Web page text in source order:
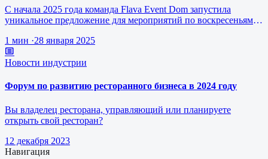
С начала 2025 года команда Flava Event Dom запустила
уникальное предложение для мероприятий по воскресеньям за
1 мин ·28 января 2025
Новости индустрии
Форум по развитию ресторанного бизнеса в 2024 году
Вы владелец ресторана, управляющий или планируете
открыть свой ресторан?
12 декабря 2023
Навигация